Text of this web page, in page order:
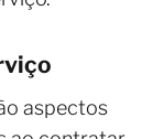
aspectos